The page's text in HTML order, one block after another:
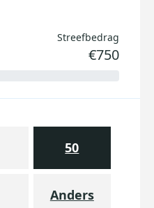
Streefbedrag
€750
50
Anders